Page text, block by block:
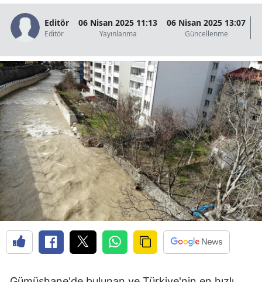
Çorum
Diyarbakır
Edirne
Elazığ
Erzincan
Erzurum
Eskişehir
Gaziantep
Giresun
Editör
Editör
06 Nisan 2025 11:13
Yayınlanma
06 Nisan 2025 13:07
Güncellenme